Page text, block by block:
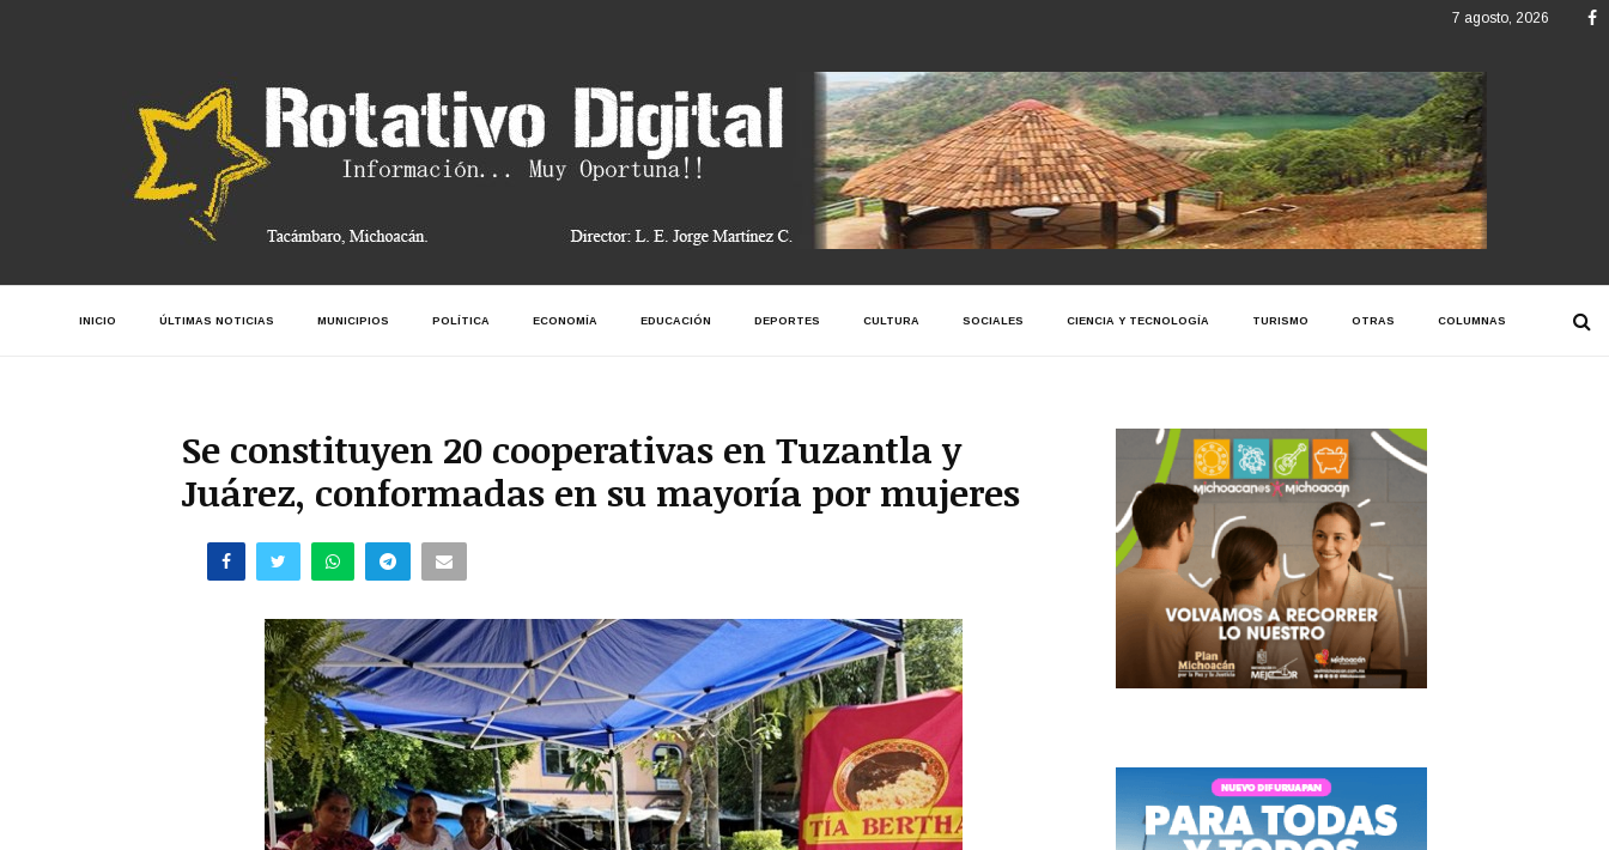
7 agosto, 2026
INICIO ÚLTIMAS NOTICIAS MUNICIPIOS POLÍTICA ECONOMÍA EDUCACIÓN DEPORTES CULTURA SOCIALES CIENCIA Y TECNOLOGÍA TURISMO OTRAS COLUMNAS
Se constituyen 20 cooperativas en Tuzantla y
Juárez, conformadas en su mayoría por mujeres